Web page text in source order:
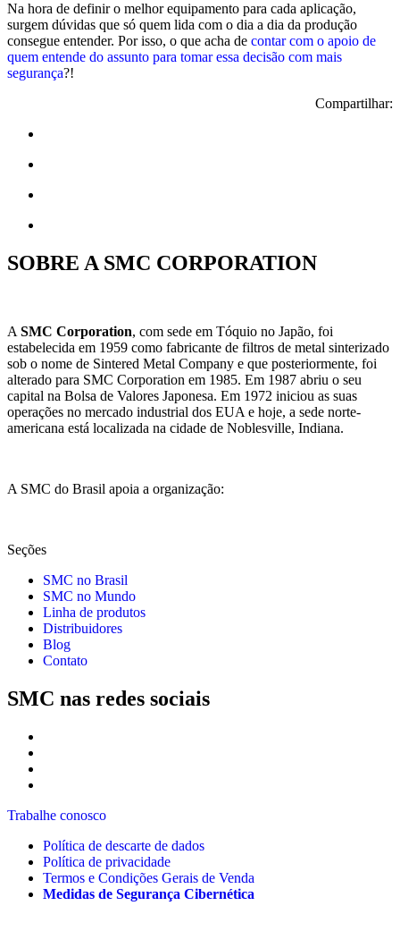
Na hora de definir o melhor equipamento para cada aplicação,
surgem dúvidas que só quem lida com o dia a dia da produção
consegue entender. Por isso, o que acha de contar com o apoio de
quem entende do assunto para tomar essa decisão com mais
segurança?!
Compartilhar:
SOBRE A SMC CORPORATION
A SMC Corporation, com sede em Tóquio no Japão, foi
estabelecida em 1959 como fabricante de filtros de metal sinterizado
sob o nome de Sintered Metal Company e que posteriormente, foi
alterado para SMC Corporation em 1985. Em 1987 abriu o seu
capital na Bolsa de Valores Japonesa. Em 1972 iniciou as suas
operações no mercado industrial dos EUA e hoje, a sede norte-
americana está localizada na cidade de Noblesville, Indiana.
A SMC do Brasil apoia a organização:
Seções
SMC no Brasil
SMC no Mundo
Linha de produtos
Distribuidores
Blog
Contato
SMC nas redes sociais
Trabalhe conosco
Política de descarte de dados
Política de privacidade
Termos e Condições Gerais de Venda
Medidas de Segurança Cibernética